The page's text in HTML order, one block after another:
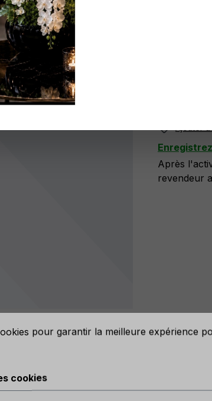
N'ayez
Après
revendeur
oiseaux décoratif
pour garantir la meilleure expérience
cookies